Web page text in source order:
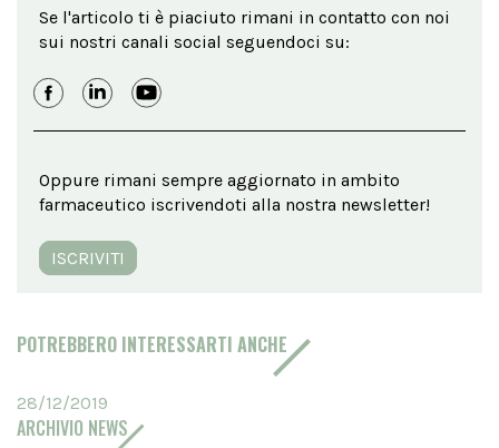
Se l'articolo ti è piaciuto rimani in contatto con noi
sui nostri canali social seguendoci su:
Oppure rimani sempre aggiornato in ambito
farmaceutico iscrivendoti alla nostra newsletter!
ISCRIVITI
POTREBBERO INTERESSARTI ANCHE
28/12/2019
ARCHIVIO NEWS